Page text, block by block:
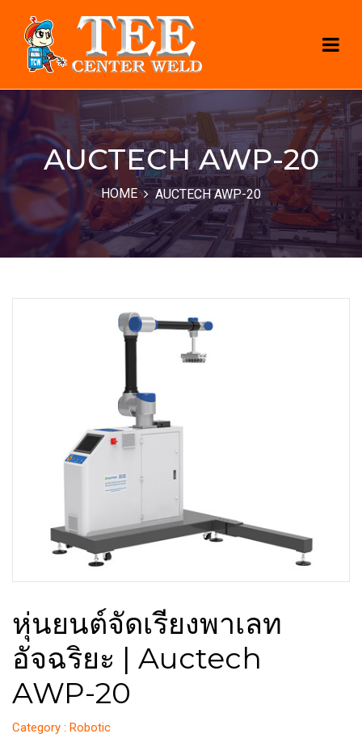
AUCTECH AWP-20
HOME AUCTECH AWP-20
หุ่นยนต์จัดเรียงพาเลท
อัจฉริยะ | Auctech
AWP-20
Category : Robotic